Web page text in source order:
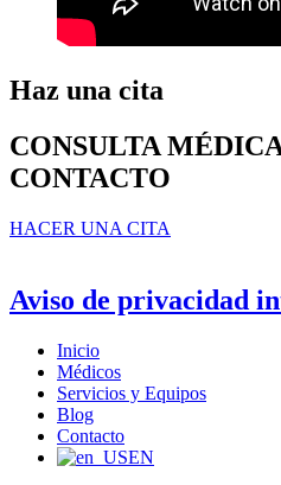
Haz una cita
CONSULTA
CONTACTO
HACER UNA CITA
Aviso de privacidad
Inicio
Médicos
Servicios y Equipos
Blog
Contacto
EN